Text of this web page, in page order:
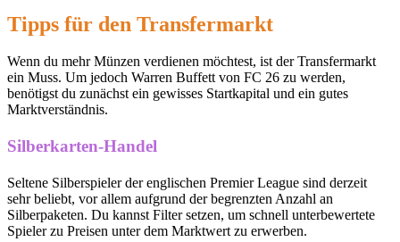
Tipps für den Transfermarkt
Wenn du mehr Münzen verdienen möchtest, ist der Transfermarkt
ein Muss. Um jedoch Warren Buffett von FC 26 zu werden,
benötigst du zunächst ein gewisses Startkapital und ein gutes
Marktverständnis.
Silberkarten-Handel
Seltene Silberspieler der englischen Premier League sind derzeit
sehr beliebt, vor allem aufgrund der begrenzten Anzahl an
Silberpaketen. Du kannst Filter setzen, um schnell unterbewertete
Spieler zu Preisen unter dem Marktwert zu erwerben.